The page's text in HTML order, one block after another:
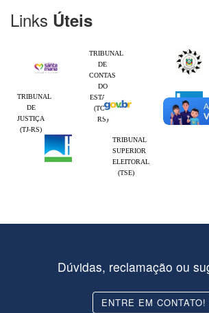
Links Úteis
TRIBUNAL
DE
CONTAS
DO
ESTADO
(TCE-
RS)
TRIBUNAL
DE
JUSTIÇA
(TJ-RS)
TRIBUNAL
SUPERIOR
ELEITORAL
(TSE)
Dúvidas, reclamação ou
ENTRE EM CONTATO!